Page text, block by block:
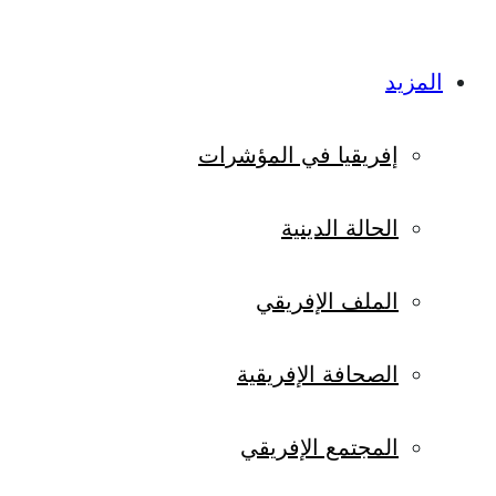
المزيد
إفريقيا في المؤشرات
الحالة الدينية
الملف الإفريقي
الصحافة الإفريقية
المجتمع الإفريقي